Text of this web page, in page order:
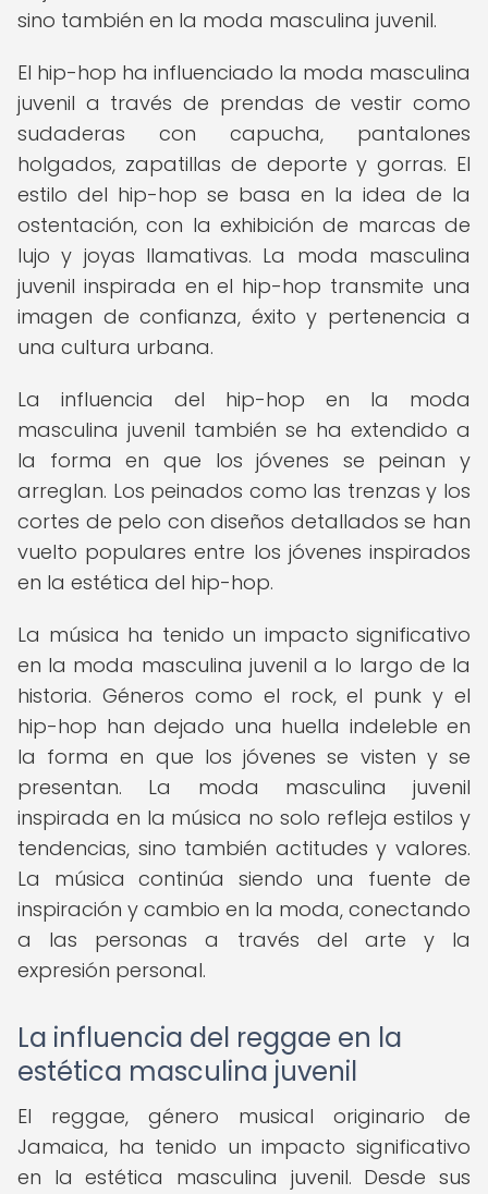
sino también en la moda masculina juvenil.
El hip-hop ha influenciado la moda masculina
juvenil a través de prendas de vestir como
sudaderas con capucha, pantalones
holgados, zapatillas de deporte y gorras. El
estilo del hip-hop se basa en la idea de la
ostentación, con la exhibición de marcas de
lujo y joyas llamativas. La moda masculina
juvenil inspirada en el hip-hop transmite una
imagen de confianza, éxito y pertenencia a
una cultura urbana.
La influencia del hip-hop en la moda
masculina juvenil también se ha extendido a
la forma en que los jóvenes se peinan y
arreglan. Los peinados como las trenzas y los
cortes de pelo con diseños detallados se han
vuelto populares entre los jóvenes inspirados
en la estética del hip-hop.
La música ha tenido un impacto significativo
en la moda masculina juvenil a lo largo de la
historia. Géneros como el rock, el punk y el
hip-hop han dejado una huella indeleble en
la forma en que los jóvenes se visten y se
presentan. La moda masculina juvenil
inspirada en la música no solo refleja estilos y
tendencias, sino también actitudes y valores.
La música continúa siendo una fuente de
inspiración y cambio en la moda, conectando
a las personas a través del arte y la
expresión personal.
La influencia del reggae en la
estética masculina juvenil
El reggae, género musical originario de
Jamaica, ha tenido un impacto significativo
en la estética masculina juvenil. Desde sus